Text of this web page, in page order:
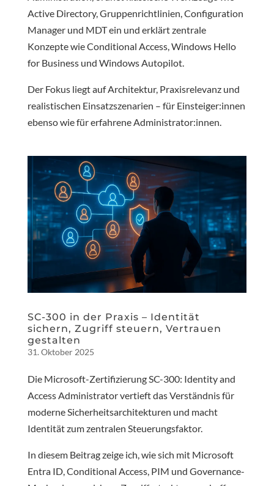
Active Directory, Gruppenrichtlinien, Configuration
Manager und MDT ein und erklärt zentrale
Konzepte wie Conditional Access, Windows Hello
for Business und Windows Autopilot.
Der Fokus liegt auf Architektur, Praxisrelevanz und
realistischen Einsatzszenarien – für Einsteiger:innen
ebenso wie für erfahrene Administrator:innen.
SC-300 in der Praxis – Identität
sichern, Zugriff steuern, Vertrauen
gestalten
31. Oktober 2025
Die Microsoft-Zertifizierung SC-300: Identity and
Access Administrator vertieft das Verständnis für
moderne Sicherheitsarchitekturen und macht
Identität zum zentralen Steuerungsfaktor.
In diesem Beitrag zeige ich, wie sich mit Microsoft
Entra ID, Conditional Access, PIM und Governance-